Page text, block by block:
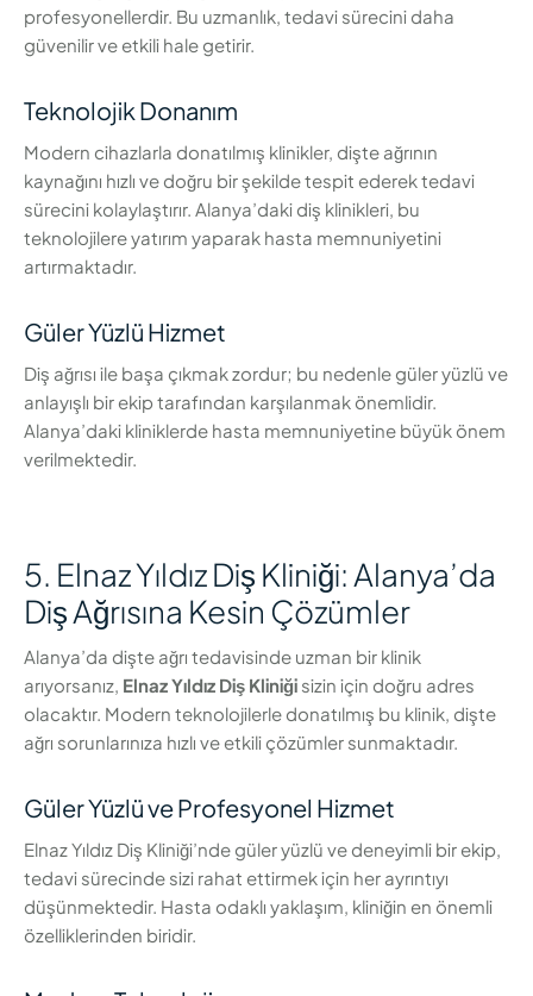
profesyonellerdir. Bu uzmanlık, tedavi sürecini daha
güvenilir ve etkili hale getirir.
Teknolojik Donanım
Modern cihazlarla donatılmış klinikler, dişte ağrının
kaynağını hızlı ve doğru bir şekilde tespit ederek tedavi
sürecini kolaylaştırır. Alanya’daki diş klinikleri, bu
teknolojilere yatırım yaparak hasta memnuniyetini
artırmaktadır.
Güler Yüzlü Hizmet
Diş ağrısı ile başa çıkmak zordur; bu nedenle güler yüzlü ve
anlayışlı bir ekip tarafından karşılanmak önemlidir.
Alanya’daki kliniklerde hasta memnuniyetine büyük önem
verilmektedir.
5. Elnaz Yıldız Diş Kliniği: Alanya’da
Diş Ağrısına Kesin Çözümler
Alanya’da dişte ağrı tedavisinde uzman bir klinik
arıyorsanız, Elnaz Yıldız Diş Kliniği sizin için doğru adres
olacaktır. Modern teknolojilerle donatılmış bu klinik, dişte
ağrı sorunlarınıza hızlı ve etkili çözümler sunmaktadır.
Güler Yüzlü ve Profesyonel Hizmet
Elnaz Yıldız Diş Kliniği’nde güler yüzlü ve deneyimli bir ekip,
tedavi sürecinde sizi rahat ettirmek için her ayrıntıyı
düşünmektedir. Hasta odaklı yaklaşım, kliniğin en önemli
özelliklerinden biridir.